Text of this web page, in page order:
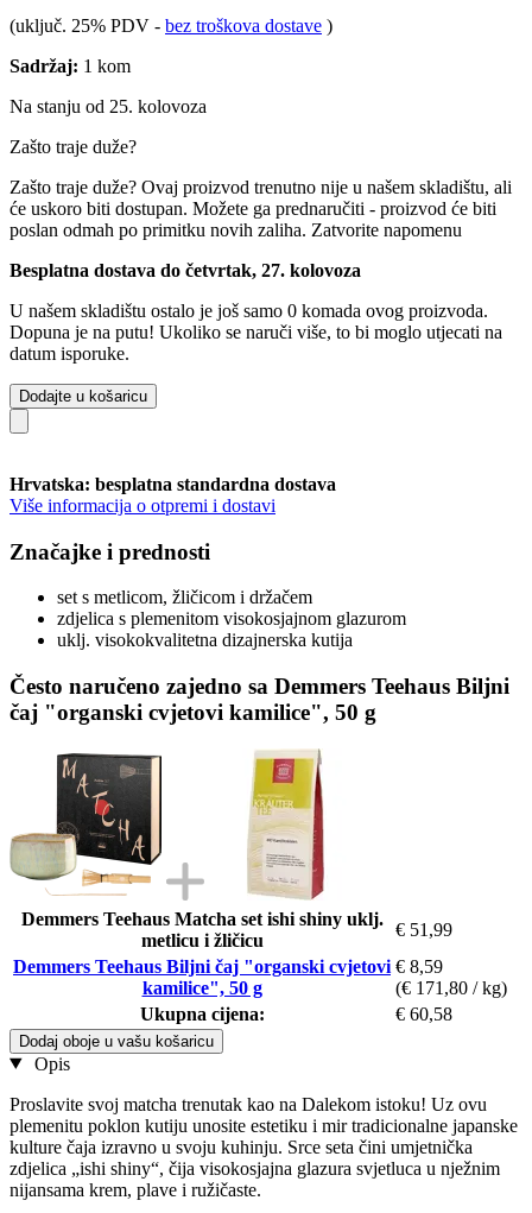
(uključ. 25% PDV - bez troškova dostave )
Sadržaj: 1 kom
Na stanju od 25. kolovoza
Zašto traje duže?
Zašto traje duže? Ovaj proizvod trenutno nije u našem skladištu, ali
će uskoro biti dostupan. Možete ga prednaručiti - proizvod će biti
poslan odmah po primitku novih zaliha. Zatvorite napomenu
Besplatna dostava do četvrtak, 27. kolovoza
U našem skladištu ostalo je još samo 0 komada ovog proizvoda.
Dopuna je na putu! Ukoliko se naruči više, to bi moglo utjecati na
datum isporuke.
Dodajte u košaricu
Hrvatska: besplatna standardna dostava
Više informacija o otpremi i dostavi
Značajke i prednosti
set s metlicom, žličicom i držačem
zdjelica s plemenitom visokosjajnom glazurom
uklj. visokokvalitetna dizajnerska kutija
Često naručeno zajedno sa Demmers Teehaus Biljni
čaj "organski cvjetovi kamilice", 50 g
Demmers Teehaus Matcha set ishi shiny uklj.
metlicu i žličicu
€ 51,99
Demmers Teehaus Biljni čaj "organski cvjetovi
kamilice", 50 g
€ 8,59
(€ 171,80 / kg)
Ukupna cijena:
€ 60,58
Dodaj oboje u vašu košaricu
Opis
Proslavite svoj matcha trenutak kao na Dalekom istoku! Uz ovu
plemenitu poklon kutiju unosite estetiku i mir tradicionalne japanske
kulture čaja izravno u svoju kuhinju. Srce seta čini umjetnička
zdjelica „ishi shiny“, čija visokosjajna glazura svjetluca u nježnim
nijansama krem, plave i ružičaste.